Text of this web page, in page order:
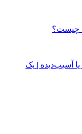
چیست؟
آسیب‌دیده | یک